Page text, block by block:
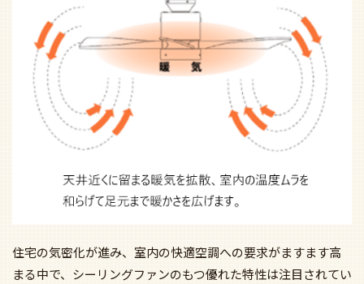
住宅の気密化が進み、室内の快適空調への要求がますます高
まる中で、シーリングファンのもつ優れた特性は注目されてい